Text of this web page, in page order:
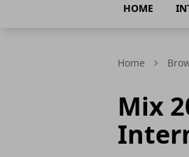
HOME
Home
Mix